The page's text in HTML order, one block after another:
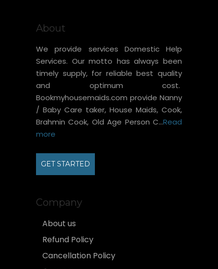
About
We provide services Domestic Help
Services. Our motto has always been
timely supply, for reliable best quality
and optimum cost.
Bookmyhousemaids.com provide Nanny
/ Baby Care taker, House Maids, Cook,
Brahmin Cook, Old Age Person C...Read
more
GET STARTED
Company
About us
Refund Policy
Cancellation Policy